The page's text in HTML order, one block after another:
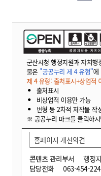
군산시청 행정지원과 자치행
물은 "공공누리 제 4 유형"에
제 4 유형: 출처표시+상업적
출처표시
비상업적 이용만 가능
변형 등 2차적 저작물 작
※ 공공누리 마크를 클릭하
콘텐츠 관리부서
행정
담당전화
063-454-
홈페이지 개선의견